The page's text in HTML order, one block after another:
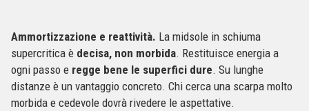
Ammortizzazione e reattività. La midsole in schiuma
supercritica è decisa, non morbida. Restituisce energia a
ogni passo e regge bene le superfici dure. Su lunghe
distanze è un vantaggio concreto. Chi cerca una scarpa molto
morbida e cedevole dovrà rivedere le aspettative.